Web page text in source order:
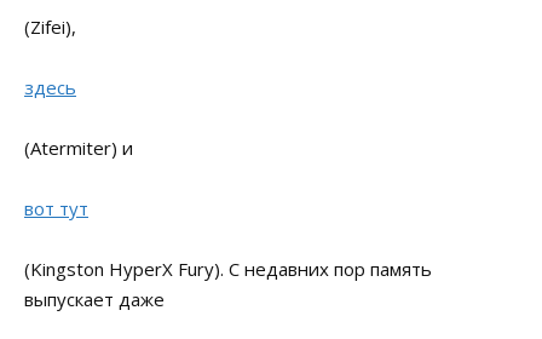
(Zifei),
здесь
(Atermiter) и
вот тут
(Kingston HyperX Fury). С недавних пор память
выпускает даже